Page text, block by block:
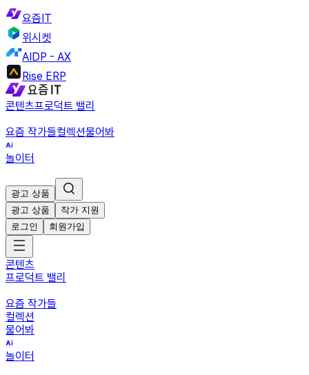
요즘IT
위시켓
AIDP - AX
Rise ERP
콘텐츠프로덕트 밸리
요즘 작가들컬렉션물어봐
놀이터
광고 상품
광고 상품
작가 지원
로그인
회원가입
콘텐츠
프로덕트 밸리
요즘 작가들
컬렉션
물어봐
놀이터